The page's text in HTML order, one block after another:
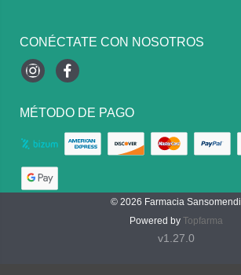
CONÉCTATE CON NOSOTROS
InstagramFacebook
MÉTODO DE PAGO
© 2026 Farmacia Sansomendi
Powered by Topfarma
v1.27.0